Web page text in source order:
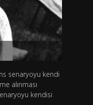
senaryoyu kendi
alınması
kendisi